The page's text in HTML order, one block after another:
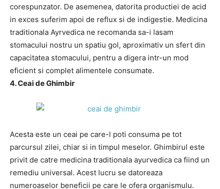
corespunzator. De asemenea, datorita productiei de acid
in exces suferim apoi de reflux si de indigestie. Medicina
traditionala Ayrvedica ne recomanda sa-i lasam
stomacului nostru un spatiu gol, aproximativ un sfert din
capacitatea stomacului, pentru a digera intr-un mod
eficient si complet alimentele consumate.
4. Ceai de Ghimbir
Acesta este un ceai pe care-l poti consuma pe tot
parcursul zilei, chiar si in timpul meselor. Ghimbirul este
privit de catre medicina traditionala ayurvedica ca fiind un
remediu universal. Acest lucru se datoreaza
numeroaselor beneficii pe care le ofera organismulu.